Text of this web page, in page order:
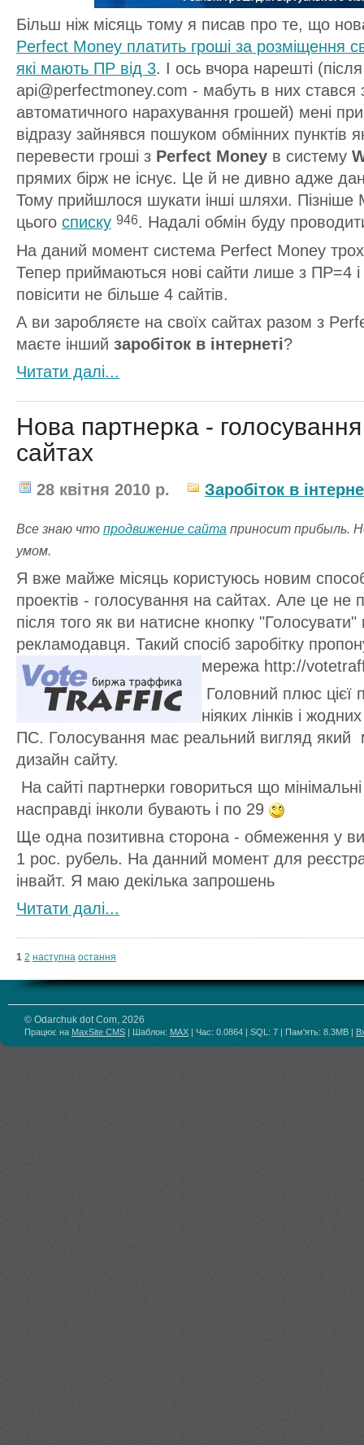
Більш ніж місяць тому я писав про те, що
Perfect Money платить гроші за розміщення
які мають ПР від 3. І ось вчора нарешті
api@perfectmoney.com - мабуть в них стався
автоматичного нарахування грошей) мені
відразу зайнявся пошуком обмінних пунктів
перевести гроші з Perfect Money в систему
прямих бірж не існує. Це й не дивно адже
Тому прийшлося шукати інші шляхи.
цього списку 946. Надалі обмін буду
На даний момент система Perfect Money
Тепер приймаються нові сайти лише з ПР=4
повісити не більше 4 сайтів.
А ви заробляєте на своїх сайтаx разом з
маєте інший заробіток в інтернеті?
Читати далi...
Нова партнерка -
сайтах
28 квітня 2010 р. Заробіток в
Все знаю что продвижение сайта приносит прибыль.
умом.
Я вже майже місяць користуюсь новим
проектів - голосування на сайтах. Але це не
після того як ви натисне кнопку
рекламодавця. Такий спосіб заробітку
мережа http://
Головний плюс цієї
ніяких лінків і
ПС. Голосування має реальний вигляд який
дизайн сайту.
На сайті партнерки говориться що
насправді інколи бувають і по 29
Ще одна позитивна сторона - обмеження у
1 рос. рубель. На данний момент для
інвайт. Я маю декілька запрошень
Читати далi...
1 2 наступна остання
© Odarchuk dot Com, 2026
Працює на MaxSite CMS | Шаблон: MAX | Час: 0.0864 | SQL: 7 | Пам'ять: 8.3MB |